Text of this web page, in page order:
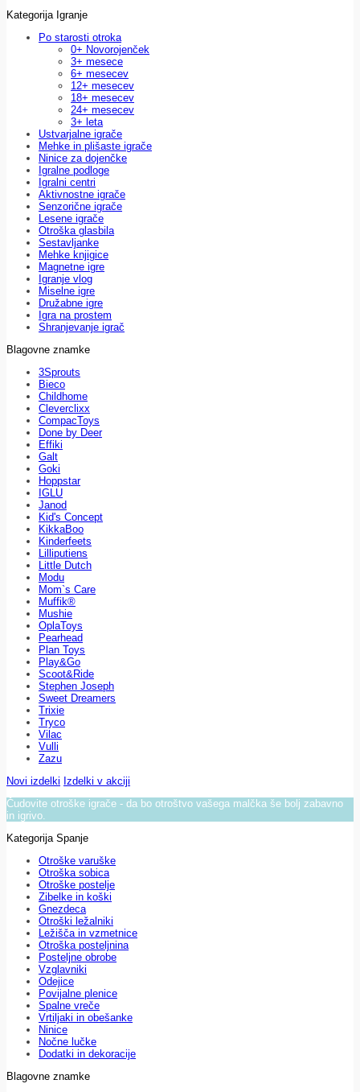
Kategorija Igranje
Po starosti otroka
0+ Novorojenček
3+ mesece
6+ mesecev
12+ mesecev
18+ mesecev
24+ mesecev
3+ leta
Ustvarjalne igrače
Mehke in plišaste igrače
Ninice za dojenčke
Igralne podloge
Igralni centri
Aktivnostne igrače
Senzorične igrače
Lesene igrače
Otroška glasbila
Sestavljanke
Mehke knjigice
Magnetne igre
Igranje vlog
Miselne igre
Družabne igre
Igra na prostem
Shranjevanje igrač
Blagovne znamke
3Sprouts
Bieco
Childhome
Cleverclixx
CompacToys
Done by Deer
Effiki
Galt
Goki
Hoppstar
IGLU
Janod
Kid's Concept
KikkaBoo
Kinderfeets
Lilliputiens
Little Dutch
Modu
Mom`s Care
Muffik®
Mushie
OplaToys
Pearhead
Plan Toys
Play&Go
Scoot&Ride
Stephen Joseph
Sweet Dreamers
Trixie
Tryco
Vilac
Vulli
Zazu
Novi izdelki Izdelki v akciji
Čudovite otroške igrače - da bo otroštvo vašega malčka še bolj zabavno
in igrivo.
Kategorija Spanje
Otroške varuške
Otroška sobica
Otroške postelje
Zibelke in koški
Gnezdeca
Otroški ležalniki
Ležišča in vzmetnice
Otroška posteljnina
Posteljne obrobe
Vzglavniki
Odejice
Povijalne plenice
Spalne vreče
Vrtiljaki in obešanke
Ninice
Nočne lučke
Dodatki in dekoracije
Blagovne znamke